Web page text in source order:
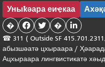
Уныҟәара еиҿкаа
�   � 
☎ 311 ( Outside SF
абызшәатә цхыраара /
Ацхыраара лингвистикатә